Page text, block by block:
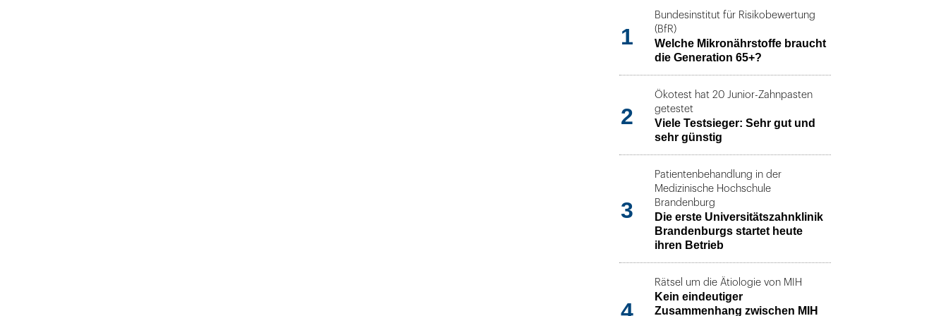
1
Bundesinstitut für Risikobewertung
(BfR)
Welche Mikronährstoffe braucht
die Generation 65+?
2
Ökotest hat 20 Junior-Zahnpasten
getestet
Viele Testsieger: Sehr gut und
sehr günstig
3
Patientenbehandlung in der
Medizinische Hochschule
Brandenburg
Die erste Universitätszahnklinik
Brandenburgs startet heute
ihren Betrieb
4
Rätsel um die Ätiologie von MIH
Kein eindeutiger
Zusammenhang zwischen MIH